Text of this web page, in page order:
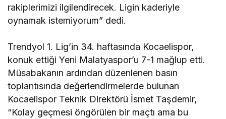
rakiplerimizi ilgilendirecek. Ligin kaderiyle
oynamak istemiyorum” dedi.
Trendyol 1. Lig’in 34. haftasında Kocaelispor,
konuk ettiği Yeni Malatyaspor’u 7-1 mağlup etti.
Müsabakanın ardından düzenlenen basın
toplantısında değerlendirmelerde bulunan
Kocaelispor Teknik Direktörü İsmet Taşdemir,
“Kolay geçmesi öngörülen bir maçtı ama bu